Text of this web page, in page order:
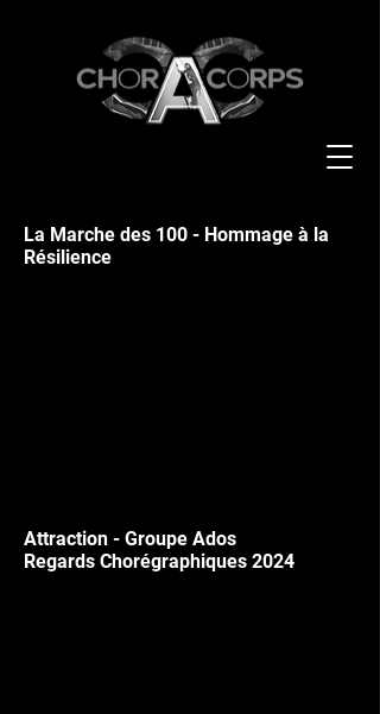
La Marche des 100 - Hommage à la
Résilience
Attraction - Groupe Ados
Regards Chorégraphiques 2024